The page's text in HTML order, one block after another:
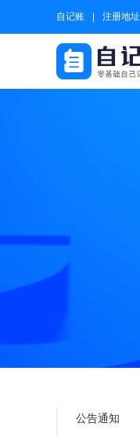
自记账 注册地址
公告通知